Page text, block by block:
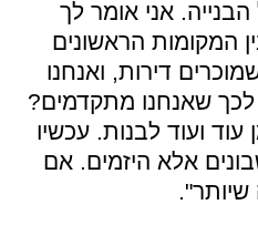
אני אומר לך
המקומות הראשונים
דירות, ואנחנו
שאנחנו מתקדמים?
ועוד לבנות. עכשיו
אלא היזמים. אם